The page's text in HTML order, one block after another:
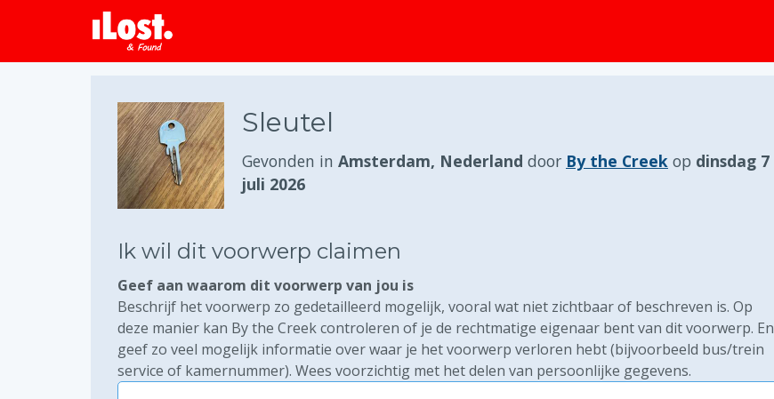
Sleutel
Gevonden in Amsterdam, Nederland door By the Creek op dinsdag 7
juli 2026
Ik wil dit voorwerp claimen
Geef aan waarom dit voorwerp van jou is
Beschrijf het voorwerp zo gedetailleerd mogelijk, vooral wat niet zichtbaar of beschreven is. Op
deze manier kan By the Creek controleren of je de rechtmatige eigenaar bent van dit voorwerp. En
geef zo veel mogelijk informatie over waar je het voorwerp verloren hebt (bijvoorbeeld bus/trein
service of kamernummer). Wees voorzichtig met het delen van persoonlijke gegevens.